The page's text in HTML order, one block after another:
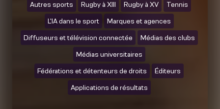
Autres sports Rugby à XIII Rugby à XV Tennis
L'IA dans le sport Marques et agences
Diffuseurs et télévision connectée Médias des clubs
Médias universitaires
Fédérations et détenteurs de droits Éditeurs
Applications de résultats